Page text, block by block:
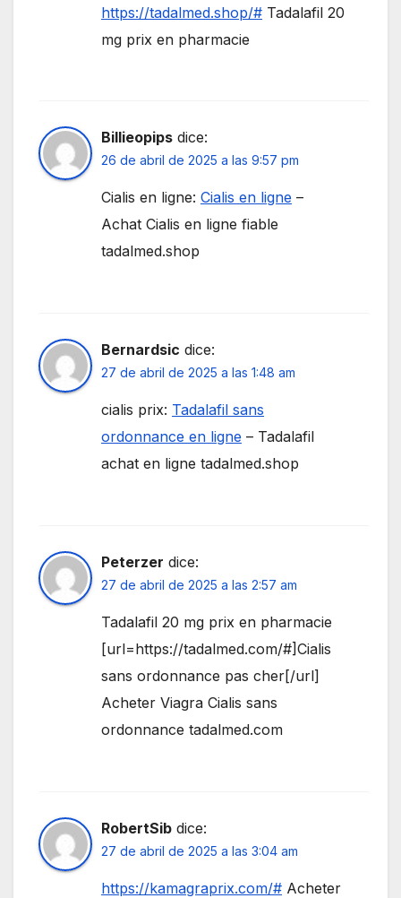
https://tadalmed.shop/# Tadalafil 20
mg prix en pharmacie
Billieopips dice:
26 de abril de 2025 a las 9:57 pm
Cialis en ligne: Cialis en ligne –
Achat Cialis en ligne fiable
tadalmed.shop
Bernardsic dice:
27 de abril de 2025 a las 1:48 am
cialis prix: Tadalafil sans
ordonnance en ligne – Tadalafil
achat en ligne tadalmed.shop
Peterzer dice:
27 de abril de 2025 a las 2:57 am
Tadalafil 20 mg prix en pharmacie
[url=https://tadalmed.com/#]Cialis
sans ordonnance pas cher[/url]
Acheter Viagra Cialis sans
ordonnance tadalmed.com
RobertSib dice:
27 de abril de 2025 a las 3:04 am
https://kamagraprix.com/# Acheter